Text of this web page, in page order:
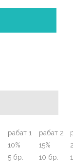
рабат 1 рабат 2
10%
15%
5 бр.
10 бр.